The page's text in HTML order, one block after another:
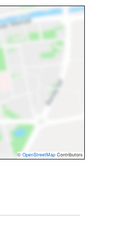
© OpenStreetMap Contributors